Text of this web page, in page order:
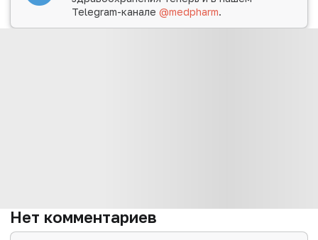
Telegram-канале@medpharm.
Нет комментариев